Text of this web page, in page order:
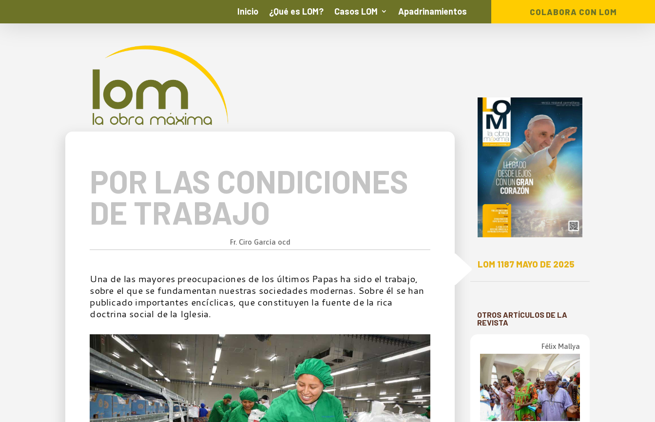
Inicio ¿Qué es LOM? Casos LOM Apadrinamientos COLABORA CON LOM
POR LAS CONDICIONES
DE TRABAJO
Fr. Ciro García ocd
Una de las mayores preocupaciones de los últimos Papas ha sido el trabajo,
sobre el que se fundamentan nuestras sociedades modernas. Sobre él se han
publicado importantes encíclicas, que constituyen la fuente de la rica
doctrina social de la Iglesia.
ELOM 1187 MAYO DE 2025
OTROS ARTÍCULOS DE LA
REVISTA
Félix Mallya